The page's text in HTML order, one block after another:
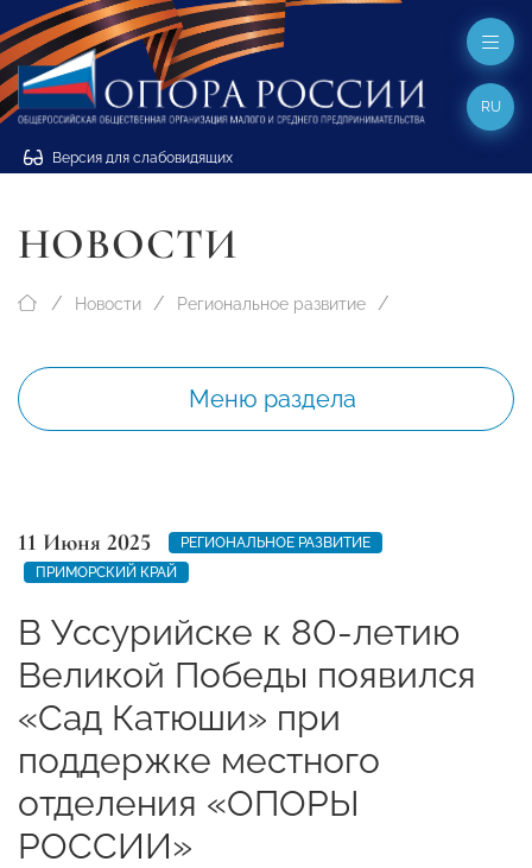
Версия для слабовидящих
RU
НОВОСТИ
Новости Региональное развитие
Меню раздела
11 Июня 2025
РЕГИОНАЛЬНОЕ РАЗВИТИЕ
ПРИМОРСКИЙ КРАЙ
В Уссурийске к 80-летию
Великой Победы появился
«Сад Катюши» при
поддержке местного
отделения «ОПОРЫ
РОССИИ»